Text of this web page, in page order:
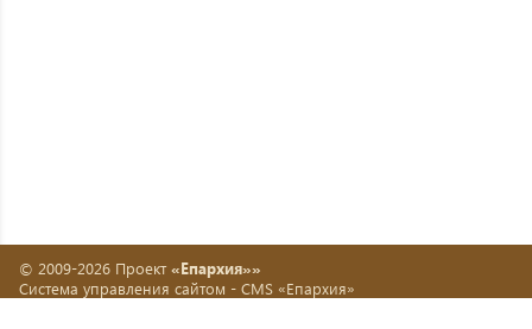
© 2009-2026 Проект «Епархия»»
Система управления сайтом - CMS «Епархия»